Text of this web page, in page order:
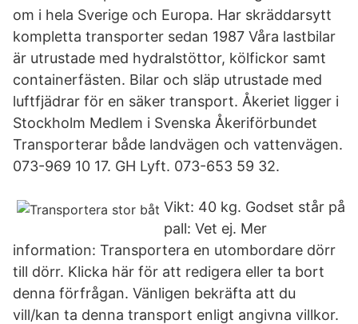
om i hela Sverige och Europa. Har skräddarsytt
kompletta transporter sedan 1987 Våra lastbilar
är utrustade med hydralstöttor, kölfickor samt
containerfästen. Bilar och släp utrustade med
luftfjädrar för en säker transport. Åkeriet ligger i
Stockholm Medlem i Svenska Åkeriförbundet
Transporterar både landvägen och vattenvägen.
073-969 10 17. GH Lyft. 073-653 59 32.
Vikt: 40 kg. Godset står på
pall: Vet ej. Mer
information: Transportera en utombordare dörr
till dörr. Klicka här för att redigera eller ta bort
denna förfrågan. Vänligen bekräfta att du
vill/kan ta denna transport enligt angivna villkor.